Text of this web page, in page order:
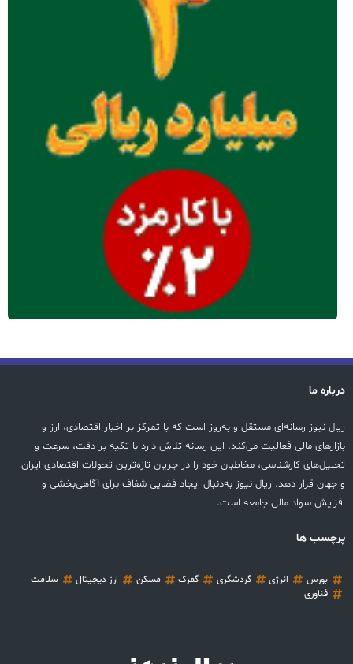
درباره ما
ریال نیوز رسانه‌ای مستقل و به‌روز است که با تمرکز بر اخبار اقتصادی، ارز و
بازارهای مالی فعالیت می‌کند. این رسانه تلاش دارد با تکیه بر دقت، سرعت و
تحلیل‌های کارشناسی، مخاطبان خود را در جریان تازه‌ترین تحولات اقتصادی ایران
و جهان قرار دهد. ریال نیوز به‌دنبال ایجاد فضایی شفاف برای آگاهی‌بخشی و
افزایش سواد مالی جامعه است.
پرچسب ها
بورس انرژی گردشگری گمرک مسکن ارز دیجیتال
سلامت
فناوری